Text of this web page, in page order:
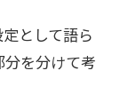
として語ら
を分けて考